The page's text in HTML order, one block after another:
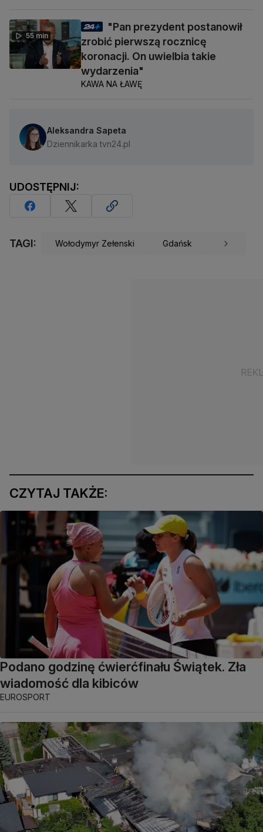
55 min
"Pan prezydent postanowił
zrobić pierwszą rocznicę
koronacji. On uwielbia takie
wydarzenia"
KAWA NA ŁAWĘ
Aleksandra Sapeta
Dziennikarka tvn24.pl
UDOSTĘPNIJ:
TAGI: Wołodymyr Zełenski Gdańsk
CZYTAJ TAKŻE:
Podano godzinę ćwierćfinału Świątek. Zła
wiadomość dla kibiców
EUROSPORT